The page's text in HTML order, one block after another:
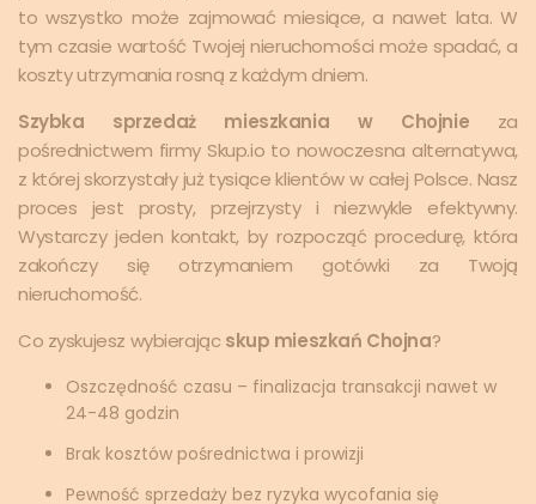
to wszystko może zajmować miesiące, a nawet lata. W
tym czasie wartość Twojej nieruchomości może spadać, a
koszty utrzymania rosną z każdym dniem.
Szybka sprzedaż mieszkania w Chojnie za
pośrednictwem firmy Skup.io to nowoczesna alternatywa,
z której skorzystały już tysiące klientów w całej Polsce. Nasz
proces jest prosty, przejrzysty i niezwykle efektywny.
Wystarczy jeden kontakt, by rozpocząć procedurę, która
zakończy się otrzymaniem gotówki za Twoją
nieruchomość.
Co zyskujesz wybierając skup mieszkań Chojna?
Oszczędność czasu – finalizacja transakcji nawet w
24-48 godzin
Brak kosztów pośrednictwa i prowizji
Pewność sprzedaży bez ryzyka wycofania się